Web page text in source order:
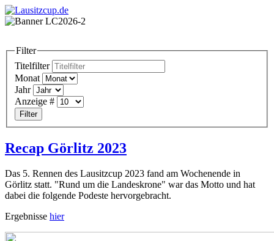
Filter
Titelfilter
Monat
Jahr
Anzeige #
Filter
Recap Görlitz 2023
Das 5. Rennen des Lausitzcup 2023 fand am Wochenende in
Görlitz statt. "Rund um die Landeskrone" war das Motto und hat
dabei die folgende Podeste hervorgebracht.
Ergebnisse hier